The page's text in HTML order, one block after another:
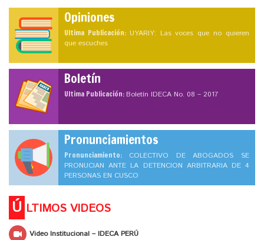
Opiniones
Ultima Publicación: UYARIY: Las voces que no quieren
que escuches
Boletín
Ultima Publicación:Boletín IDECA No. 08 – 2017
Pronunciamientos
Pronunciamiento: COLECTIVO DE ABOGADOS SE
PRONUCIAN ANTE LA DETENCION ARBITRARIA DE 4
PERSONAS EN CUSCO
Ú LTIMOS VIDEOS
Video Institucional – IDECA PERÚ